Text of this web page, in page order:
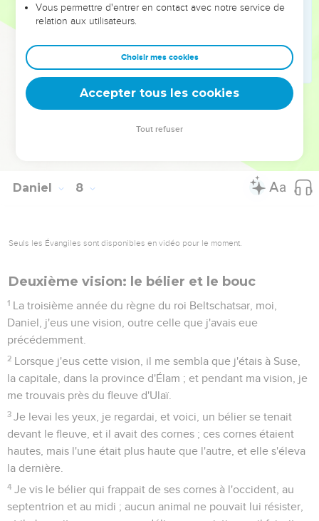
Puis viendra le jugement, et on lui ôtera sa domination,
qui sera détruite et anéantie pour jamais.
Le règne, la domination, et la grandeur de tous les
royaumes qui sont sous les cieux, seront donnés au peuple
des saints du Très Haut. Son règne est un règne éternel, et
tous les dominateurs le serviront et lui obéiront.
Ici finirent les paroles. Moi, Daniel, je fus extrêmement
Daniel 8
Seuls les Évangiles sont disponibles en vidéo pour le moment.
Deuxième vision: le bélier et le bouc
1 La troisième année du règne du roi Beltschatsar, moi,
Daniel, j'eus une vision, outre celle que j'avais eue
précédemment.
2 Lorsque j'eus cette vision, il me sembla que j'étais à Suse,
la capitale, dans la province d'Élam ; et pendant ma vision, je
me trouvais près du fleuve d'Ulaï.
3 Je levai les yeux, je regardai, et voici, un bélier se tenait
devant le fleuve, et il avait des cornes ; ces cornes étaient
hautes, mais l'une était plus haute que l'autre, et elle s'éleva
la dernière.
4 Je vis le bélier qui frappait de ses cornes à l'occident, au
septentrion et au midi ; aucun animal ne pouvait lui résister,
Vous permettre d'entrer en contact avec notre service de
relation aux utilisateurs.
Choisir mes cookies
Accepter tous les cookies
Tout refuser